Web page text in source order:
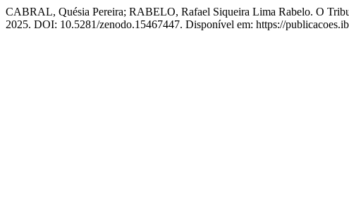
CABRAL, Quésia Pereira; RABELO, Rafael Siqueira Lima Rabelo. O
2025. DOI: 10.5281/zenodo.15467447. Disponível em: https://